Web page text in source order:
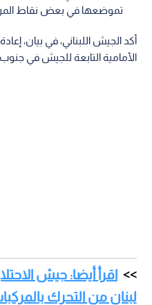
تموضعها في بعض نقاط
أكد الجيش اللبناني، في بيان،
الأمامية التابعة للجيش في جنوب
اقرأ أيضا: جيش
لبنان من التحرك